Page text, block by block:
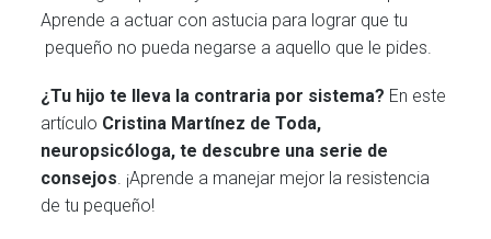
Aprende a actuar con astucia para lograr que tu
pequeño no pueda negarse a aquello que le pides.
¿Tu hijo te lleva la contraria por sistema? En este
artículo Cristina Martínez de Toda,
neuropsicóloga, te descubre una serie de
consejos. ¡Aprende a manejar mejor la resistencia
de tu pequeño!